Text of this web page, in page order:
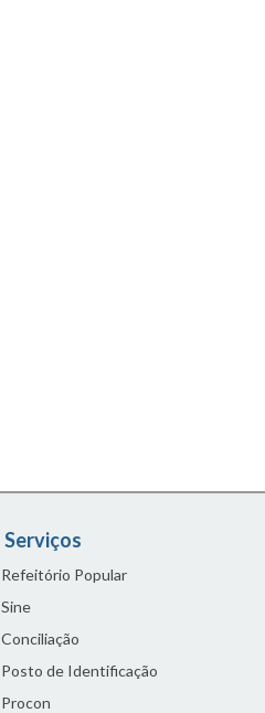
Serviços
Refeitório Popular
Sine
Conciliação
Posto de Identificação
Procon